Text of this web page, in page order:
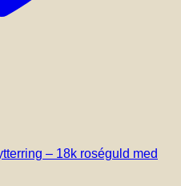
– 18k roséguld med